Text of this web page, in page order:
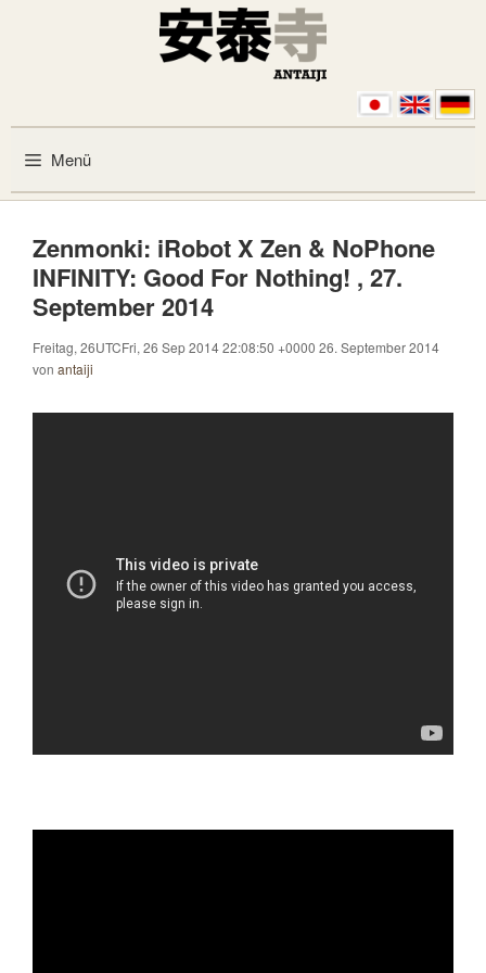
Menü
Zenmonki: iRobot X Zen & NoPhone
INFINITY: Good For Nothing! , 27.
September 2014
Freitag, 26UTCFri, 26 Sep 2014 22:08:50 +0000 26. September 2014
von antaiji